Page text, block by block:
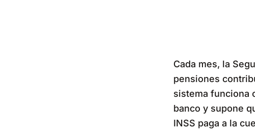
Cada mes, la
pensiones
sistema funciona
banco y supone
INSS paga a la